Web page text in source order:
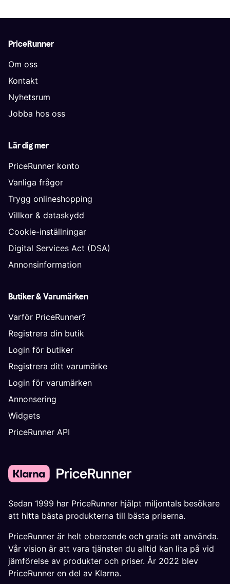
PriceRunner
Om oss
Kontakt
Nyhetsrum
Jobba hos oss
Lär dig mer
PriceRunner konto
Vanliga frågor
Trygg onlineshopping
Villkor & dataskydd
Cookie-inställningar
Digital Services Act (DSA)
Annonsinformation
Butiker & Varumärken
Varför PriceRunner?
Registrera din butik
Login för butiker
Registrera ditt varumärke
Login för varumärken
Annonsering
Widgets
PriceRunner API
Sedan 1999 har PriceRunner hjälpt miljontals besökare
att hitta bästa produkterna till bästa priserna.
PriceRunner är helt oberoende och gratis att använda.
Vår vision är att vara tjänsten du alltid kan lita på vid
jämförelse av produkter och priser. År 2022 blev
PriceRunner en del av Klarna.